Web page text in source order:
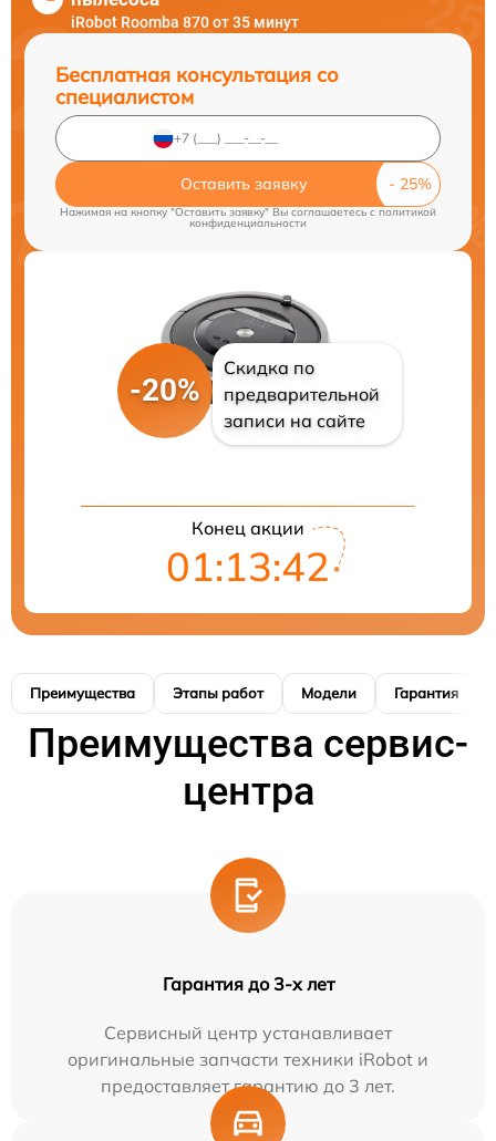
iRobot Roomba 870 от 35 минут
Бесплатная консультация со
специалистом
Оставить заявку
Нажимая на кнопку "Оставить заявку" Вы соглашаетесь cполитикой
конфиденциальности
-20%
Скидка по
предварительной
записи на сайте
Конец акции
01:13:42
Преимущества Этапы работ Модели Гарантия
Преимущества сервис-
центра
Гарантия до 3-х лет
Сервисный центр устанавливает
оригинальные запчасти техники iRobot и
предоставляет гарантию до 3 лет.